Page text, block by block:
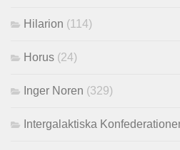
Hilarion (114)
Horus (24)
Inger Noren (329)
Intergalaktiska